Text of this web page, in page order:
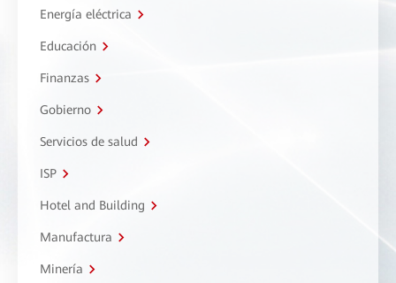
Energía eléctrica
Educación
Finanzas
Gobierno
Servicios de salud
ISP
Hotel and Building
Manufactura
Minería